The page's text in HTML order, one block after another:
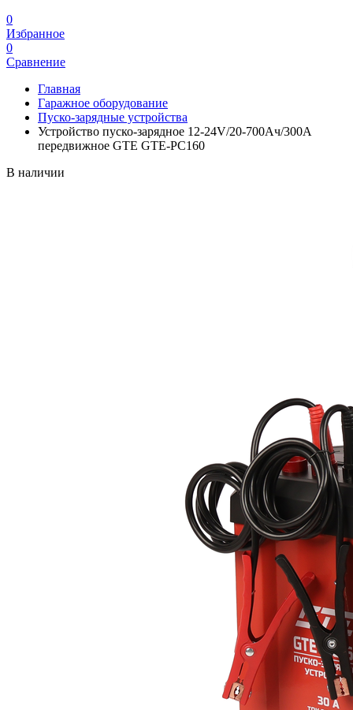
0
Избранное
0
Сравнение
Главная
Гаражное оборудование
Пуско-зарядные устройства
Устройство пуско-зарядное 12-24V/20-700Ач/300А
передвижное GTE GTE-PC160
В наличии